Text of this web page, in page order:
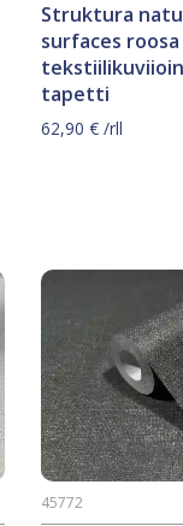
Struktura
surfaces roosa
tapetti
62,90 €/rll
45772